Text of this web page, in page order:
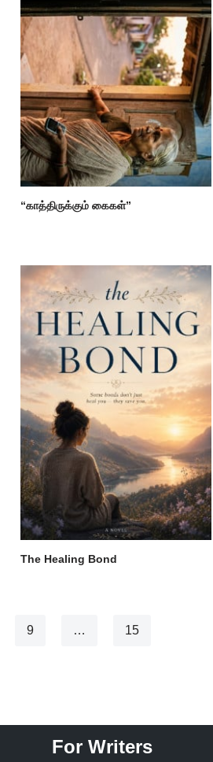
“காத்திருக்கும் கைகள்”
The Healing Bond
9 … 15
For Writers